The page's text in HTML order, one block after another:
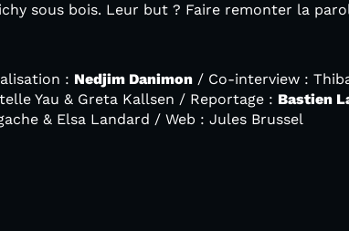
sous bois. Leur but ? Faire remonter la
: Nedjim Danimon / Co-interview :
Yau & Greta Kallsen / Reportage : Bastien
& Elsa Landard / Web : Jules Brussel